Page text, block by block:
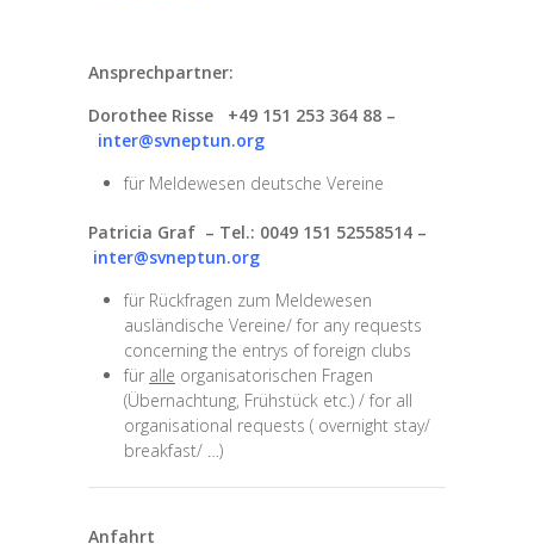
Ansprechpartner:
Dorothee Risse +49 151 253 364 88 –
inter@svneptun.org
für Meldewesen deutsche Vereine
Patricia Graf – Tel.: 0049 151 52558514 –
inter@svneptun.org
für Rückfragen zum Meldewesen
ausländische Vereine/ for any requests
concerning the entrys of foreign clubs
für alle organisatorischen Fragen
(Übernachtung, Frühstück etc.) / for all
organisational requests ( overnight stay/
breakfast/ …)
Anfahrt